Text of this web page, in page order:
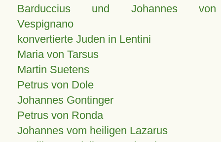
Barduccius und Johannes von
Vespignano
konvertierte Juden in Lentini
Maria von Tarsus
Martin Suetens
Petrus von Dole
Johannes Gontinger
Petrus von Ronda
Johannes vom heiligen Lazarus